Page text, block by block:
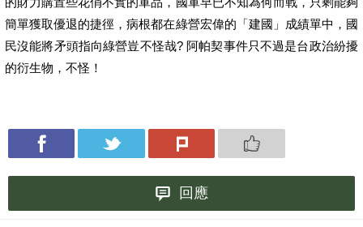
簡單獲取優退的捷徑，病根都在綠營宏偉的「建國」成績單中，國
民沒能將矛頭指向綠營豈不怪哉? 阿帕契事件只不過是台政治紛擾
的衍生物，不怪！
回應